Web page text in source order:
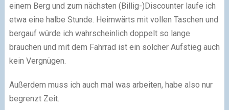
einem Berg und zum nächsten (Billig-)Discounter laufe ich
etwa eine halbe Stunde. Heimwärts mit vollen Taschen und
bergauf würde ich wahrscheinlich doppelt so lange
brauchen und mit dem Fahrrad ist ein solcher Aufstieg auch
kein Vergnügen.
Außerdem muss ich auch mal was arbeiten, habe also nur
begrenzt Zeit.